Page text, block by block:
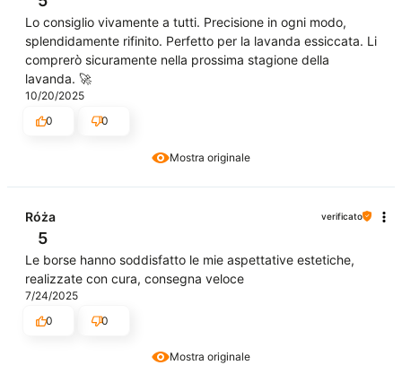
Mostra originale
Lo consiglio vivamente a tutti. Precisione in ogni modo,
splendidamente rifinito. Perfetto per la lavanda essiccata. Li
comprerò sicuramente nella prossima stagione della
lavanda. 🚀
10/20/2025
0
0
Mostra originale
Róża verificato
5
Le borse hanno soddisfatto le mie aspettative estetiche,
realizzate con cura, consegna veloce
7/24/2025
0
0